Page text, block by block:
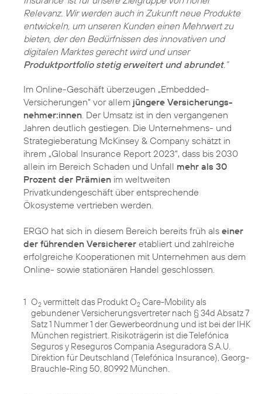
Relevanz. Wir werden auch in Zukunft neue Produkte
entwickeln, um unseren Kunden einen Mehrwert zu
bieten, der den Bedürfnissen des innovativen und
digitalen Marktes gerecht wird und unser
Produktportfolio stetig erweitert und abrundet.“
Im Online-Geschäft überzeugen „Embedded-
Versicherungen“ vor allem jüngere Versicherungs­
nehmer:innen. Der Umsatz ist in den vergangenen
Jahren deutlich gestiegen. Die Unternehmens- und
Strategieberatung McKinsey & Company schätzt in
ihrem „Global Insurance Report 2023“, dass bis 2030
allein im Bereich Schaden und Unfall mehr als 30
Prozent der Prämien im weltweiten
Privatkundengeschäft über entsprechende
Ökosysteme vertrieben werden.
ERGO hat sich in diesem Bereich bereits früh als einer
der führenden Versicherer etabliert und zahlreiche
erfolgreiche Kooperationen mit Unternehmen aus dem
Online- sowie stationären Handel geschlossen.
1 O2 vermittelt das Produkt O2 Care-Mobility als
gebundener Versicherungsvertreter nach § 34d Absatz 7
Satz 1 Nummer 1 der Gewerbeordnung und ist bei der IHK
München registriert. Risikoträgerin ist die Telefónica
Seguros y Reseguros Compania Aseguradora S.A.U.
Direktion für Deutschland (Telefónica Insurance), Georg-
Brauchle-Ring 50, 80992 München.